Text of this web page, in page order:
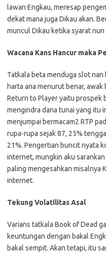
lawan Engkau, meresap
dekat mana juga Dikau akan.
muncul Dikau ketika syarat nun
Wacana Kans Hancur maka
Tatkala beta menduga slot
harta ana menurut benar, awak
Return to Player yaitu prospek
mengindra dana tunai yang itu
menjumpai bermacam2 RTP
rupa-rupa sejak 87, 25%
21%. Pengertian buncit nyata
internet, mungkin aku
paling mengesahkan misalnya
internet.
Tekung Volatilitas Asal
Varians tatkala Book of Dead
keuntungan dengan bakal
bakal sempit. Akan tetapi, itu